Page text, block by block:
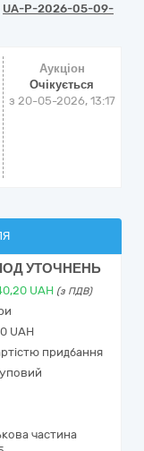
UA-P-2026-05-09-
Аукціон
Очікується
з 20-05-2026, 13:17
УТОЧНЕНЬ
UAH (з ПДВ)
UAH
придбання
частина